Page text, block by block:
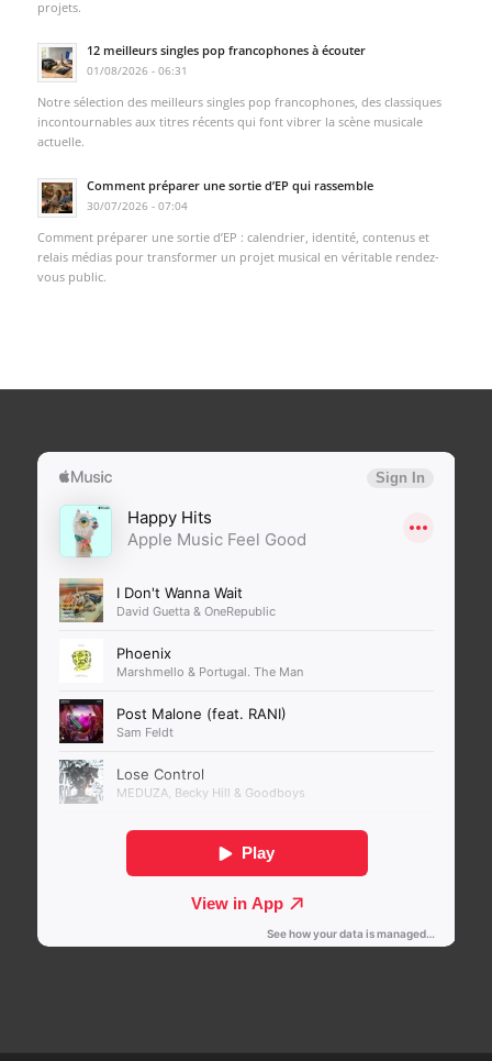
projets.
12 meilleurs singles pop francophones à écouter
01/08/2026 - 06:31
Notre sélection des meilleurs singles pop francophones, des classiques
incontournables aux titres récents qui font vibrer la scène musicale
actuelle.
Comment préparer une sortie d’EP qui rassemble
30/07/2026 - 07:04
Comment préparer une sortie d’EP : calendrier, identité, contenus et
relais médias pour transformer un projet musical en véritable rendez-
vous public.